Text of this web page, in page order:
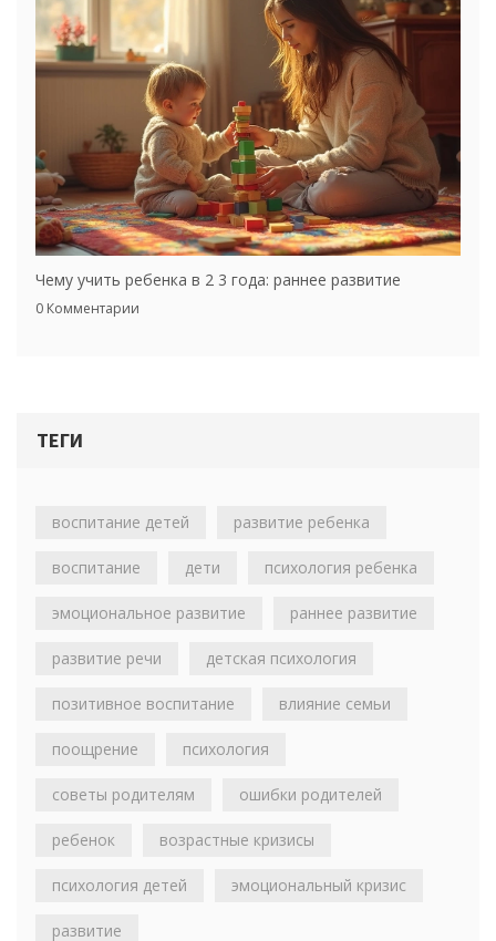
Чему учить ребенка в 2 3 года: раннее развитие
0 Комментарии
ТЕГИ
воспитание детей развитие ребенка
воспитание дети психология ребенка
эмоциональное развитие раннее развитие
развитие речи детская психология
позитивное воспитание влияние семьи
поощрение психология
советы родителям ошибки родителей
ребенок возрастные кризисы
психология детей эмоциональный кризис
развитие